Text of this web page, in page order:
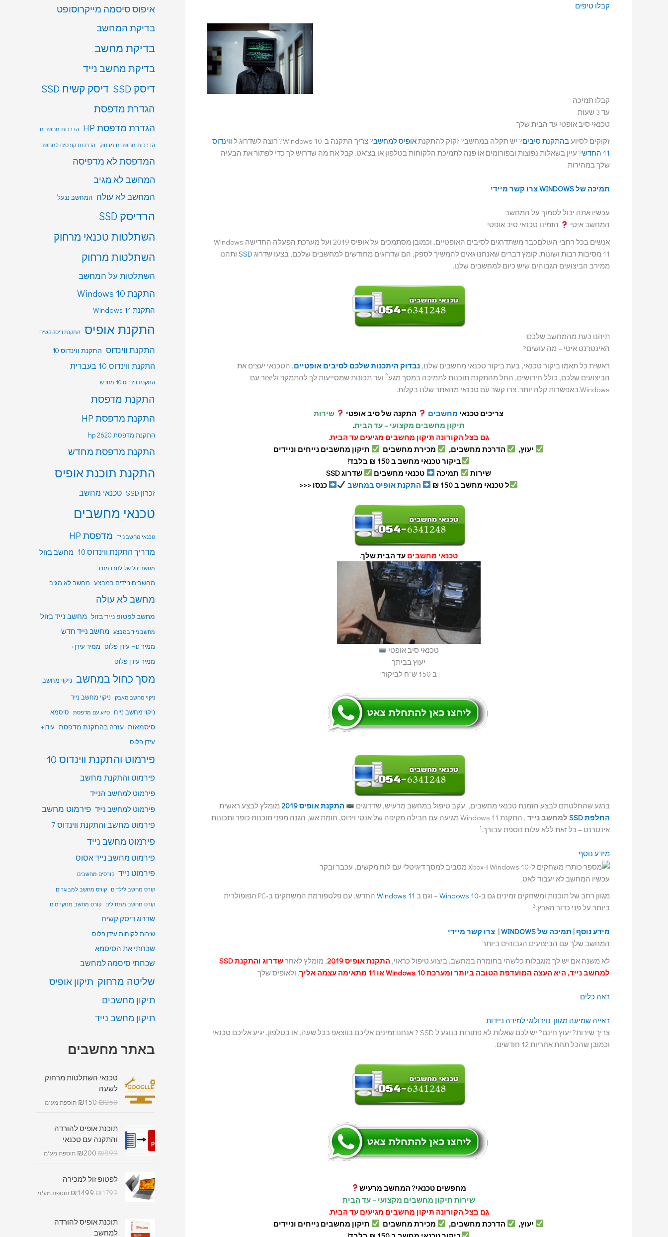
קבלו טיפים
קבלו תמיכה
עד 3 שעות
טכנאי סיב אופטי עד הבית שלך
זקוקים לסיועבהתקנת סיבים? יש תקלה במחשב? זקוק להתקנתאופיס למחשב?צריך התקנה ב-Windows 10? רוצה לשדרוג ל
ווינדוס
11 החדש
? עיין בשאלות נפוצות ובפורומים או פנה לתמיכת הלקוחות בטלפון או בצ'אט. קבל את מה שדרוש לך כדי לפתור את הבעיה
שלך במהירות.
תמיכה של WINDOWS צרו קשר מיידי
עכשיו אתה יכול לסמוך על המחשב
המחשב איטי
הזמינו טכנאי סיב אופטי
אנשים בכל רחבי העולםכבר משתדרגים לסיבים האופטיים, וכמובן מסתמכים על אופיס 2019 ועל מערכת הפעלה החדישה Windows
11 מסיבות רבות ושונות. קומץ דברים שאנחנו גאים להמשיך לספק, הם שדרוגים מחודשים למחשבים שלכם, בצעו שדרוג
SSD ותהנו
ממירב הביצועים הגבוהים שיש כיום למחשבים שלנו.
תיהנו כעת מהמחשב שלכם!
האינטרנט איטי – מה עושים?
ראשית כל תאמו ביקור טכנאי, בעת ביקור טכנאי מחשבים שלנו, נבדוק היתכנות שלכם לסיבים אופטיים, הטכנאי יעצים את
הביצועים שלכם, כולל חידושים, החל מהתקנת תוכנות לתמיכה במסך מגע2 ועד תכונות שמסייעות לך להתמקד וליצור עם
Windows.באפשרות קלה יותר. צרו קשר עם טכנאי מהאתר שלנו בקלות.
צריכים טכנאי מחשבים התקנה של סיב אופטי
שירות
תיקון מחשבים מקצועי – עד הבית.
גם בצל הקורונה תיקון מחשבים מגיעים עד הבית.
יעוץ,
הדרכת מחשבים, מכירת מחשבים
תיקון מחשבים נייחים וניידים
ביקור טכנאי מחשב ב 150 ₪ בלבד!
שירות
תמיכה טכנאי מחשבים
שדרוג SSD
ל טכנאי מחשב ב 150 ₪
התקנת אופיס במחשב כנסו <<<
טכנאי מחשבים עד הבית שלך.
טכנאי סיב אופטי
יעוץ בביתך
ב 150 ש"ח לביקור!
ברגע שהחלטתם לבצע הזמנת טכנאי מחשבים, עקב טיפול במחשב מרעיש, שדרוגים התקנת אופיס 2019
מומלץ לבצע ראשית
החלפת SSD
למחשב נייד
, התקנת Windows 11 מגיעה עם חבילה מקיפה של אנטי וירוס, חומת אש, הגנה מפני תוכנות כופר ותכונות
אינטרנט – כל זאת ללא עלות נוספת עבורך.1
מידע נוסף
עכשיו המחשב לא יעבוד לאט
מגוון רחב של תוכנות ומשחקים זמינים גם ב-Windows 10 – וגם ב Windows 11
החדש, עם פלטפורמת המשחקים ב-PC הפופולרית
ביותר על פני כדור הארץ.3
מידע נוסף | תמיכה של WINDOWS | צרו קשר מיידי
המחשב שלך עם הביצועים הגבוהים ביותר
לא משנה אם יש לך מוגבלות כלשהי בחומרה במחשב, ביצוע טיפול כראוי, התקנת אופיס 2019 , מומלץ לאחר
שדרוג והתקנת SSD
למחשב נייד, היא העצה המועדפת הטובה ביותר ומערכת Windows 10 או 11 מתאימה עצמה אליך
. ולאופיס שלך
ראה כלים
ראייה שמיעה מגוון נוירולוגי למידה ניידות
צריך שירות? יעוץ חינם? יש לכם שאלות לא פתורות בנוגע ל SSD ? אנחנו זמינים אליכם בווצאפ בכל שעה, או בטלפון, יגיע אליכם טכנאי
וכמובן שהכל תחת אחריות 12 חודשים.
מחפשים טכנאי? המחשב מרעיש
שירות תיקון מחשבים מקצועי – עד הבית
גם בצל הקורונה תיקון מחשבים מגיעים עד הבית.
יעוץ,
הדרכת מחשבים, מכירת מחשבים
תיקון מחשבים נייחים וניידים
איפוס סיסמה מייקרוסופט
בדיקת המחשב
בדיקת מחשב
בדיקת מחשב נייד
דיסק SSD דיסק קשיח SSD
הגדרת מדפסת
הגדרת מדפסת HP הדרכות מחשבים
הדרכות מחשבים מרחוק הדרכות קורסים למחשב
המדפסת לא מדפיסה
המחשב לא מגיב
המחשב לא עולה המחשב ננעל
הרדיסק SSD
השתלטות טכנאי מרחוק
השתלטות מרחוק
השתלטות על המחשב
התקנת Windows 10
התקנת Windows 11
התקנת אופיס התקנת דיסק קשיח
התקנת ווינדוס התקנת ווינדוס 10
התקנת ווינדוס 10 בעברית
התקנת ווינדוס 10 מחדש
התקנת מדפסת
התקנת מדפסת HP
התקנת מדפסת hp 2620
התקנת מדפסת מחדש
התקנת תוכנת אופיס
זכרון SSD טכנאי מחשב
טכנאי מחשבים
טכנאי מחשב נייד מדפסת HP
מדריך התקנת ווינדוס 10 מחשב בזול
מחשב זול של לנובו מחיר
מחשבים ניידים במבצע מחשב לא מגיב
מחשב לא עולה
מחשב לפטופ נייד בזול מחשב נייד בזול
מחשב נייד במבצע מחשב נייד חדש
ממיר HD עידן פלוס
ממיר עידן+
ממיר עידן פלוס
מסך כחול במחשב ניקוי מחשב
ניקוי מחשב מאבק
ניקוי מחשב נייד
ניקוי מחשב נייח סיוע עם מדפסת סיסמא
סיסמאות עזרה בהתקנת מדפסת עידן+
עידן פלוס
פירמוט והתקנת ווינדוס 10
פירמוט והתקנת מחשב
פירמוט למחשב הנייד
פירמוט למחשב נייד פירמוט מחשב
פירמוט מחשב והתקנת ווינדוס 7
פירמוט מחשב נייד
פירמוט מחשב נייד אסוס
פירמוט נייד קורסים מחשבים
קורס מחשב לילדים קורס מחשב למבוגרים
קורס מחשב מתחילים קורס מחשב מתקדמים
שדרוג דיסק קשיח
שירות לקוחות עידן פלוס
שכחתי את הסיסמא
שכחתי סיסמה למחשב
שליטה מרחוק תיקון אופיס
תיקון מחשבים
תיקון מחשב נייד
באתר מחשבים
טכנאי השתלטות מרחוק
לשעה
₪250
₪150 תוספת מע"מ
תוכנת אופיס להורדה
והתקנה עם טכנאי
₪899
₪200 תוספת מע"מ
לפטופ זול למכירה
₪1799
₪1499 תוספת מע"מ
תוכנת אופיס להורדה
למחשב